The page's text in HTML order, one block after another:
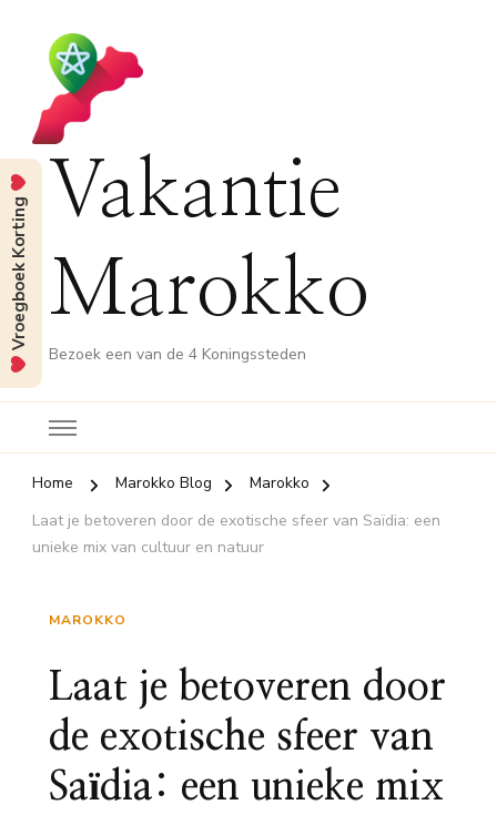
Vakantie
Marokko
Bezoek een van de 4 Koningssteden
Home Marokko Blog
Marokko
Laat je betoveren door de exotische sfeer van Saïdia: een
unieke mix van cultuur en natuur
MAROKKO
Laat je betoveren door
de exotische sfeer van
Saïdia: een unieke mix
Vroegboek Korting